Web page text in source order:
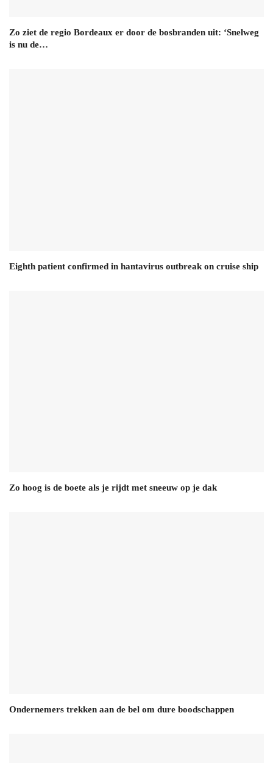
Zo ziet de regio Bordeaux er door de bosbranden uit: ‘Snelweg
is nu de…
Eighth patient confirmed in hantavirus outbreak on cruise ship
Zo hoog is de boete als je rijdt met sneeuw op je dak
Ondernemers trekken aan de bel om dure boodschappen